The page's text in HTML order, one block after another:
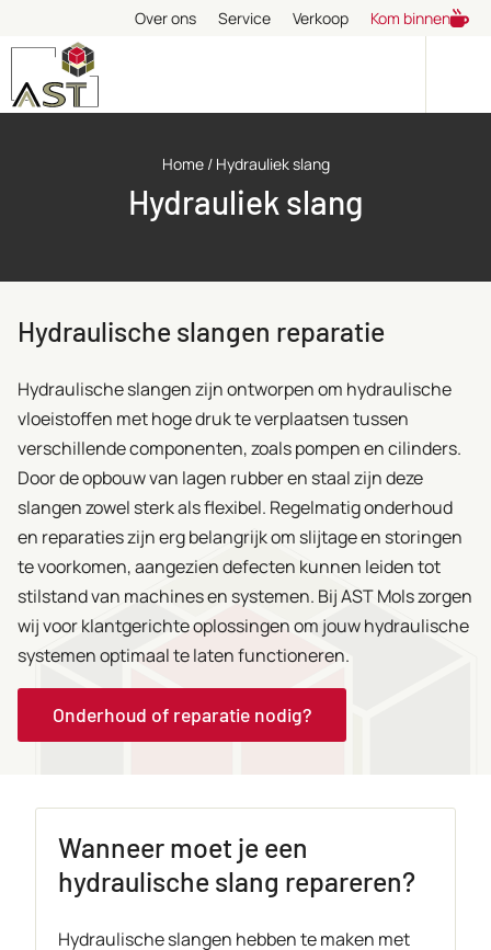
Over ons Service Verkoop Kom binnen
Home / Hydrauliek slang
Hydrauliek slang
Hydraulische slangen reparatie
Hydraulische slangen zijn ontworpen om hydraulische
vloeistoffen met hoge druk te verplaatsen tussen
verschillende componenten, zoals pompen en cilinders.
Door de opbouw van lagen rubber en staal zijn deze
slangen zowel sterk als flexibel. Regelmatig onderhoud
en reparaties zijn erg belangrijk om slijtage en storingen
te voorkomen, aangezien defecten kunnen leiden tot
stilstand van machines en systemen. Bij AST Mols zorgen
wij voor klantgerichte oplossingen om jouw hydraulische
systemen optimaal te laten functioneren.
Onderhoud of reparatie nodig?
Wanneer moet je een
hydraulische slang repareren?
Hydraulische slangen hebben te maken met